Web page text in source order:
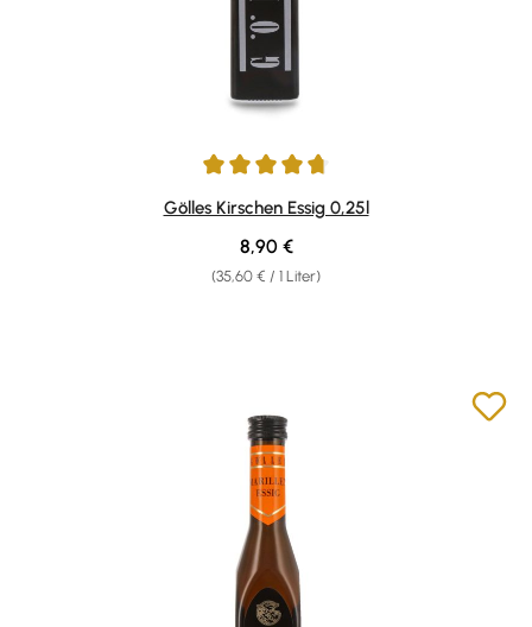
Durchschnittliche Bewertung von 4.67 von 5 Sternen
Gölles Kirschen Essig 0,25l
(35,60 € / 1 Liter)
Regulärer Preis:
8,90 €